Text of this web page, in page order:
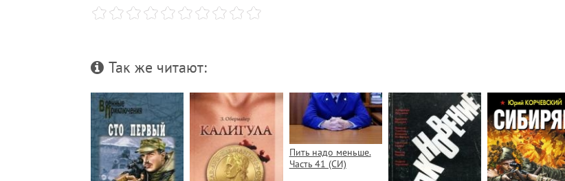
Так же читают:
Пить надо меньше.
Часть 41 (СИ)